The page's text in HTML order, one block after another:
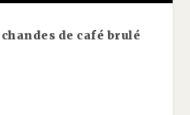
de café brulé